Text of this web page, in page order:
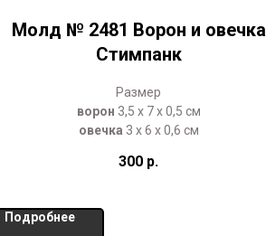
Молд № 2481 Ворон и овечка
Стимпанк
Размер
ворон 3,5 х 7 х 0,5 см
овечка 3 х 6 х 0,6 см
300 р.
Подробнее